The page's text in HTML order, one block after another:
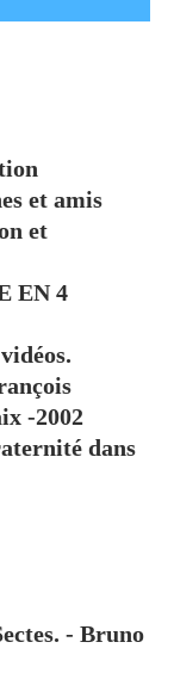
et amis
et
EN 4
-2002
dans
- Bruno